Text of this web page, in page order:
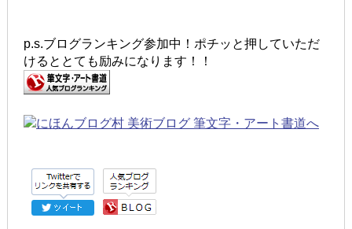
p.s.ブログランキング参加中！ポチッと押していただ
けるととても励みになります！！